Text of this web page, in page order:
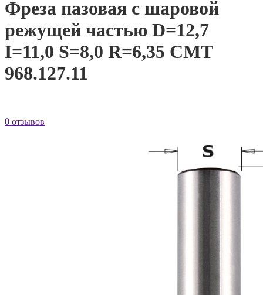
Фреза пазовая с шаровой
режущей частью D=12,7
I=11,0 S=8,0 R=6,35 CMT
968.127.11
0 отзывов